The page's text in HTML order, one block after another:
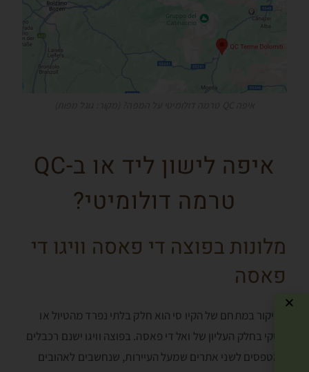
איפה לישון ליד או ב-QC
טרמה דולומיטי?
מלונות בפוצה די פאסה וויגו די
פאסה
הביקור במתחם של הקיו סי הוא חלק בלתי נפרד מהטיול או
הסקי בחלק העליון של ואל די פאסה. בפוצה וויגו ישנם רכבלים
המטפסים לשני אתרים שמעל העיירות, שנחשבים לאהובים